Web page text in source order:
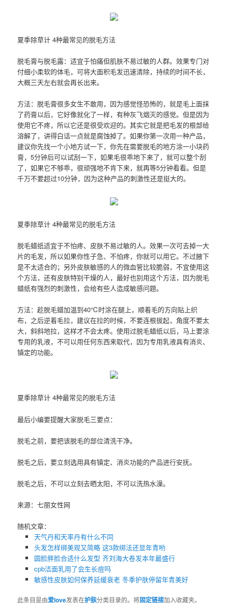
夏季除草计 4种最常见的脱毛方法
脱毛膏与脱毛露：适宜于怕痛但肌肤不易过敏的人群。效果专门对
付细小柔软的体毛，可将大面积毛发迅速清除，持续的时间不长，
大概三天左右就会再长出来。
方法：脱毛膏很多女生不敢用，因为感觉怪恐怖的，就是毛上面抹
了药膏以后，它好像就化了一样，有种灰飞烟灭的感觉。但是因为
使用它不疼，所以它还是很受欢迎的。其实它就是把毛发的根部给
溶解了，讲得白话一点就是腐蚀掉了。如果你第一次用一种产品，
建议你先找一个小地方试一下，你先在需要脱毛的地方涂一小块药
膏，5分钟后可以试刮一下，如果毛很乖地下来了，就可以整个刮
了，如果它不够乖，很顽强地不肯下来，就再等5分钟看看。但是
千万不要超过10分钟，因为这种产品的刺激性还是挺大的。
夏季除草计 4种最常见的脱毛方法
脱毛蜡纸适宜于不怕疼、皮肤不易过敏的人。效果一次可去掉一大
片的毛发，所以如果你性子急、不怕疼，你就可以用它。不过腋下
是不太适合的；另外皮肤敏感的人的微血管比较脆弱，不宜使用这
个方法，还有皮肤特别干燥的人，最好也别用这个方法，因为脱毛
蜡纸有强烈的刺激性，会给有些人造成敏感问题。
方法：趁脱毛蜡加温到40℃时涂在腿上，顺着毛的方向贴上织
布，之后逆着毛拉，建议在拉的时候，不要连根拔起，角度不要太
大，斜斜地拉，这样才不会太疼。使用过脱毛蜡纸以后，马上要涂
专用的乳液，不可以用任何东西来取代，因为专用乳液具有消炎、
镇定的功能。
夏季除草计 4种最常见的脱毛方法
最后小编要提醒大家脱毛三要点：
脱毛之前，要把该脱毛的部位清洗干净。
脱毛之后，要立刻选用具有镇定、消炎功能的产品进行安抚。
脱毛之后，不可以立刻去晒太阳，不可以洗热水澡。
来源：七丽女性网
随机文章：
天气丹和天率丹有什么不同
头发怎样绑美观又简略 这3款绑法还显年青哟
圆脸胖脸合适什么发型 齐刘海大卷发本年最盛行
cpb洁面乳用了会生长痘吗
敏感性皮肤如何保养延缓衰老 冬季护肤停留年青美好
此条目是由爱love发表在护肤分类目录的。将固定链接加入收藏夹。